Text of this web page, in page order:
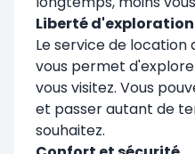
Liberté d'exploration
Le service de location
vous permet
vous visitez. Vous
et passer autant de
souhaitez.